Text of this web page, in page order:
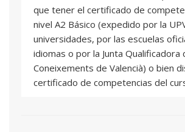
que tener el certificado de
nivel A2 Básico (expedido por la
universidades, por las escuelas
idiomas o por la Junta Qualificadora
Coneixements de Valencià) o bien
certificado de competencias del